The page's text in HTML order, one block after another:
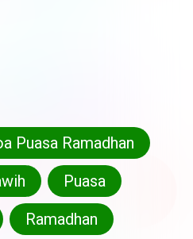
Puasa Ramadhan
Puasa
Ramadhan